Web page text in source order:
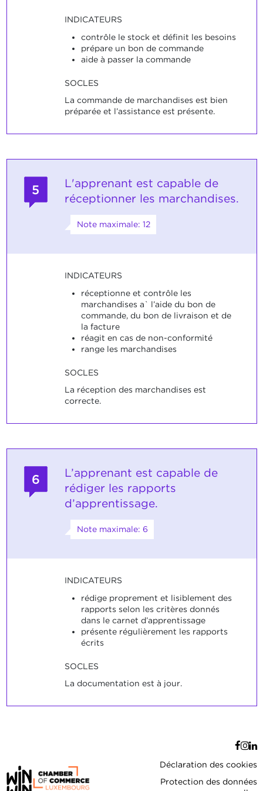
INDICATEURS
contrôle le stock et définit les besoins
prépare un bon de commande
aide à passer la commande
SOCLES
La commande de marchandises est bien
préparée et l’assistance est présente.
5
L'apprenant est capable de
réceptionner les marchandises.
Note maximale: 12
INDICATEURS
réceptionne et contrôle les
marchandises a` l’aide du bon de
commande, du bon de livraison et de
la facture
réagit en cas de non-conformité
range les marchandises
SOCLES
La réception des marchandises est
correcte.
6
L’apprenant est capable de
rédiger les rapports
d’apprentissage.
Note maximale: 6
INDICATEURS
rédige proprement et lisiblement des
rapports selon les critères donnés
dans le carnet d’apprentissage
présente régulièrement les rapports
écrits
SOCLES
La documentation est à jour.
Déclaration des cookies
Protection des données